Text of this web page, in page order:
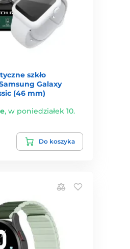
szkło
Galaxy
(46 mm)
,w poniedziałek 10.
Do koszyka